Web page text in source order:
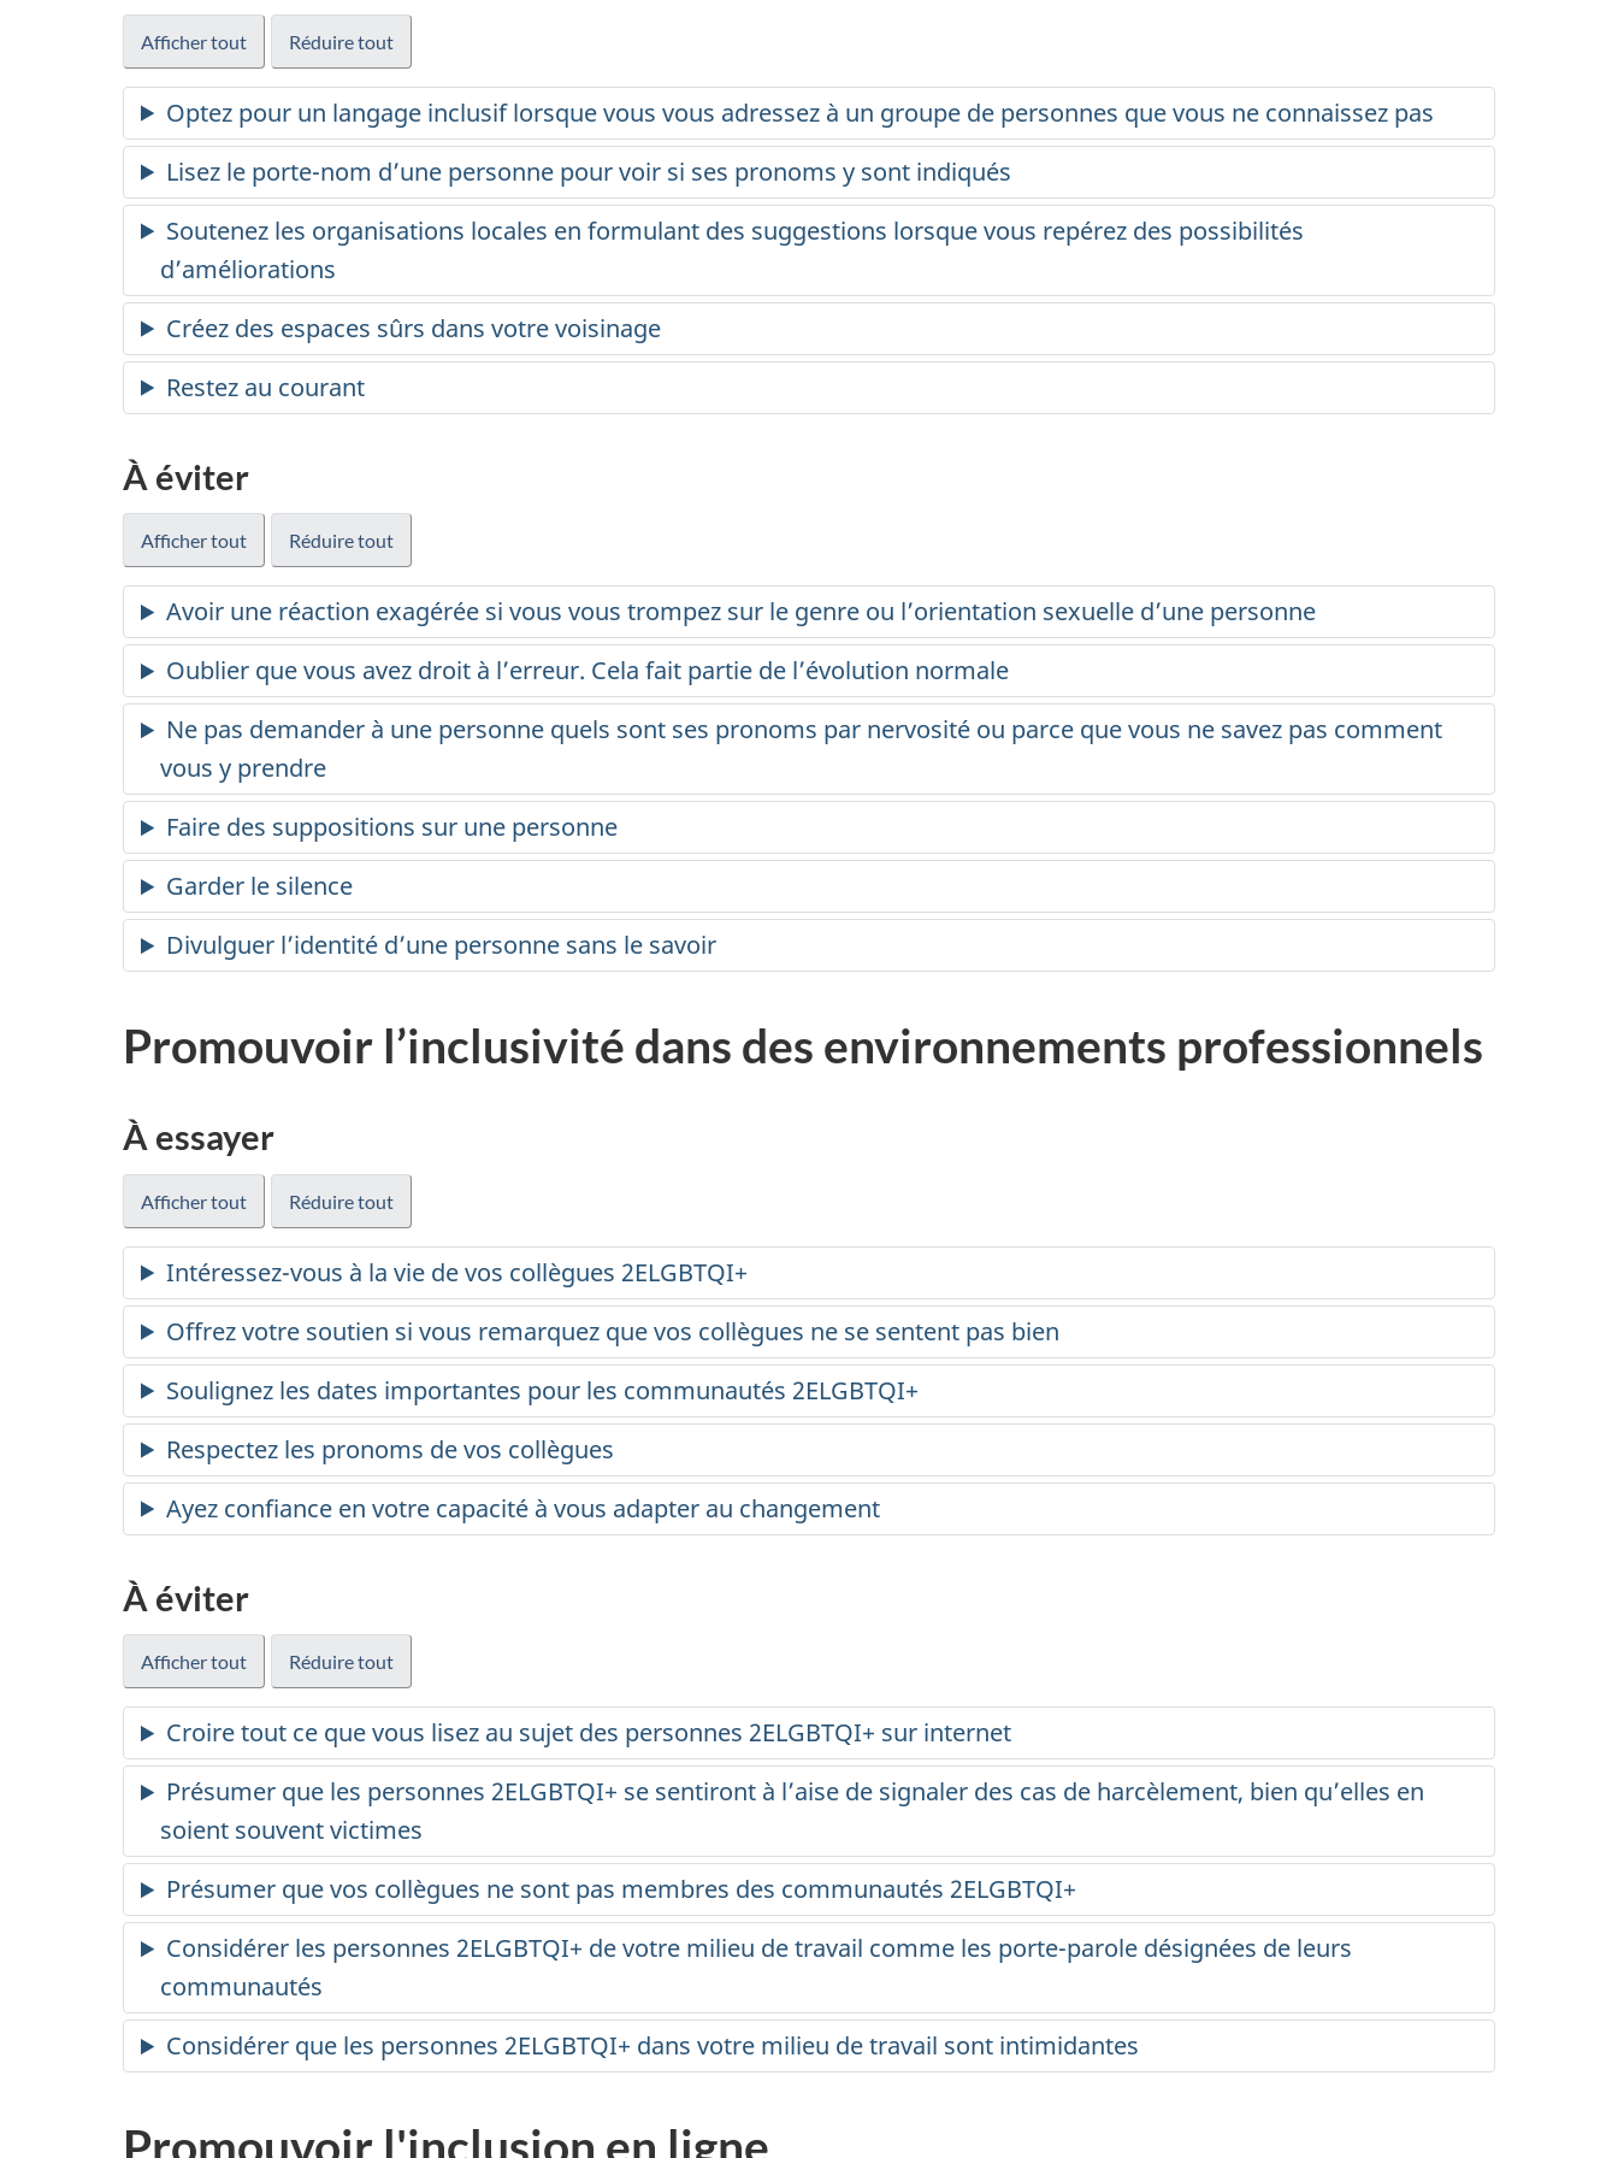
Afficher tout Réduire tout
Optez pour un langage inclusif lorsque vous vous adressez à un groupe de personnes que vous ne connaissez pas
Lisez le porte-nom d’une personne pour voir si ses pronoms y sont indiqués
Soutenez les organisations locales en formulant des suggestions lorsque vous repérez des possibilités
d’améliorations
Créez des espaces sûrs dans votre voisinage
Restez au courant
À éviter
Afficher tout Réduire tout
Avoir une réaction exagérée si vous vous trompez sur le genre ou l’orientation sexuelle d’une personne
Oublier que vous avez droit à l’erreur. Cela fait partie de l’évolution normale
Ne pas demander à une personne quels sont ses pronoms par nervosité ou parce que vous ne savez pas comment
vous y prendre
Faire des suppositions sur une personne
Garder le silence
Divulguer l’identité d’une personne sans le savoir
Promouvoir l’inclusivité dans des environnements professionnels
À essayer
Afficher tout Réduire tout
Intéressez-vous à la vie de vos collègues 2ELGBTQI+
Offrez votre soutien si vous remarquez que vos collègues ne se sentent pas bien
Soulignez les dates importantes pour les communautés 2ELGBTQI+
Respectez les pronoms de vos collègues
Ayez confiance en votre capacité à vous adapter au changement
À éviter
Afficher tout Réduire tout
Croire tout ce que vous lisez au sujet des personnes 2ELGBTQI+ sur internet
Présumer que les personnes 2ELGBTQI+ se sentiront à l’aise de signaler des cas de harcèlement, bien qu’elles en
soient souvent victimes
Présumer que vos collègues ne sont pas membres des communautés 2ELGBTQI+
Considérer les personnes 2ELGBTQI+ de votre milieu de travail comme les porte-parole désignées de leurs
communautés
Considérer que les personnes 2ELGBTQI+ dans votre milieu de travail sont intimidantes
Promouvoir l'inclusion en ligne